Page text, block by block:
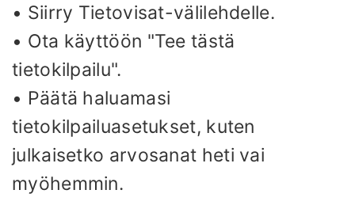
• Siirry Tietovisat-välilehdelle.
• Ota käyttöön "Tee tästä
tietokilpailu".
• Päätä haluamasi
tietokilpailuasetukset, kuten
julkaisetko arvosanat heti vai
myöhemmin.